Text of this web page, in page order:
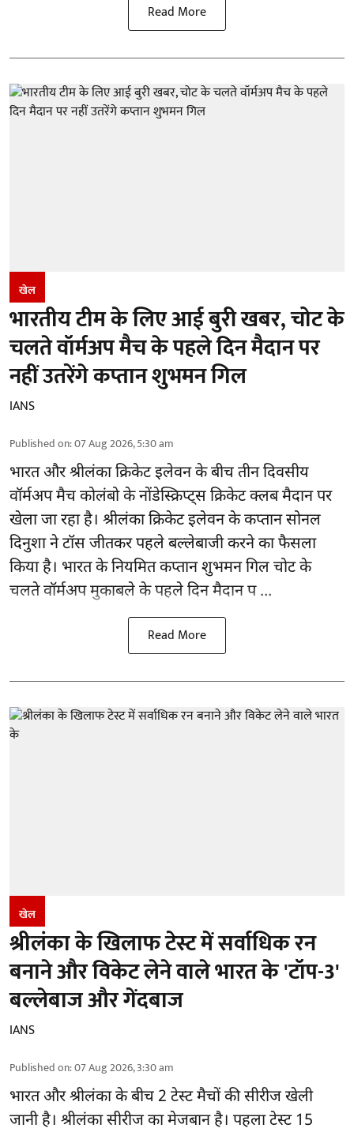
Read More
खेल
भारतीय टीम के लिए आई बुरी खबर, चोट के
चलते वॉर्मअप मैच के पहले दिन मैदान पर
नहीं उतरेंगे कप्तान शुभमन गिल
IANS
Published on:07 Aug 2026, 5:30 am
भारत और श्रीलंका क्रिकेटइलेवन के बीच तीन दिवसीय
वॉर्मअप मैच कोलंबो के नोंडेस्क्रिप्ट्स क्रिकेट क्लब मैदान पर
खेला जा रहा है। श्रीलंका क्रिकेट इलेवन के कप्तान सोनल
दिनुशा ने टॉस जीतकर पहले बल्लेबाजी करने का फैसला
किया है। भारत के नियमित कप्तान शुभमन गिल चोट के
चलते वॉर्मअप मुकाबले के पहले दिन मैदान प ...
Read More
खेल
श्रीलंका के खिलाफ टेस्ट में सर्वाधिक रन
बनाने और विकेट लेने वाले भारत के 'टॉप-3'
बल्लेबाज और गेंदबाज
IANS
Published on:07 Aug 2026, 3:30 am
भारत और श्रीलंका के बीच 2 टेस्ट मैचोंकी सीरीज खेली
जानी है। श्रीलंका सीरीज का मेजबान है। पहला टेस्ट 15